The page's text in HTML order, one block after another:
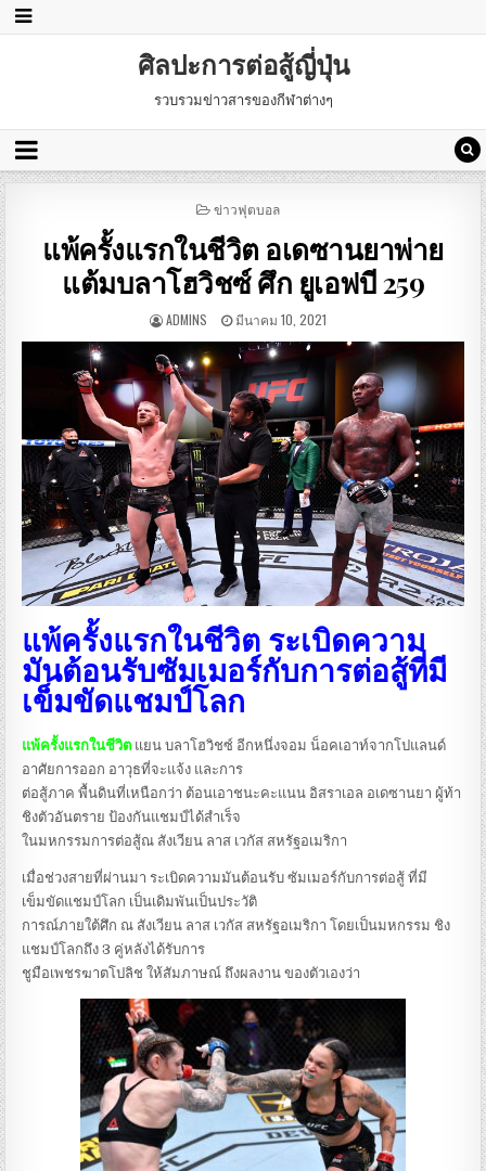
ศิลปะการต่อสู้ญี่ปุ่น
รวบรวมข่าวสารของกีฬาต่างๆ
POSTED
ข่าวฟุตบอล
แพ้ครั้งแรกในชีวิต อเดซานยาพ่าย
แต้มบลาโฮวิชซ์ ศึก ยูเอฟบี 259
ADMINS มีนาคม 10, 2021
แพ้ครั้งแรกในชีวิต ระเบิดความ
มันต้อนรับซัมเมอร์กับการต่อสู้ที่มี
เข็มขัดแชมป์โลก
แพ้ครั้งแรกในชีวิต แยน บลาโฮวิชซ์ อีกหนึ่งจอม น็อคเอาท์จากโปแลนด์
อาศัยการออก อาวุธที่จะแจ้ง และการ
ต่อสู้ภาค พื้นดินที่เหนือกว่า ต้อนเอาชนะคะแนน อิสราเอล อเดซานยา ผู้ท้า
ชิงตัวอันตราย ป้องกันแชมป์ได้สำเร็จ
ในมหกรรมการต่อสู้ณ สังเวียน ลาส เวกัส สหรัฐอเมริกา
เมื่อช่วงสายที่ผ่านมา ระเบิดความมันต้อนรับ ซัมเมอร์กับการต่อสู้ ที่มี
เข็มขัดแชมป์โลก เป็นเดิมพันเป็นประวัติ
การณ์ภายใต้ศึก ณ สังเวียน ลาส เวกัส สหรัฐอเมริกา โดยเป็นมหกรรม ชิง
แชมป์โลกถึง 3 คู่หลังได้รับการ
ชูมือเพชรฆาตโปลิช ให้สัมภาษณ์ ถึงผลงาน ของตัวเองว่า